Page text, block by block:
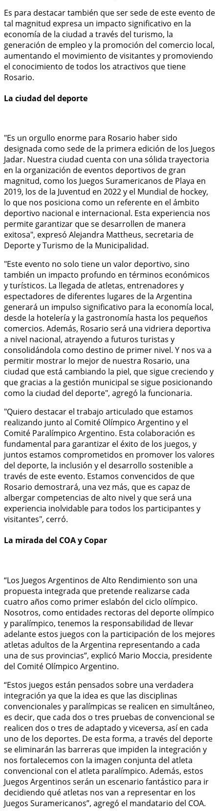
Es para destacar también que ser sede de este evento de
tal magnitud expresa un impacto significativo en la
economía de la ciudad a través del turismo, la
generación de empleo y la promoción del comercio local,
aumentando el movimiento de visitantes y promoviendo
el conocimiento de todos los atractivos que tiene
Rosario.
La ciudad del deporte
"Es un orgullo enorme para Rosario haber sido
designada como sede de la primera edición de los Juegos
Jadar. Nuestra ciudad cuenta con una sólida trayectoria
en la organización de eventos deportivos de gran
magnitud, como los Juegos Suramericanos de Playa en
2019, los de la Juventud en 2022 y el Mundial de hockey,
lo que nos posiciona como un referente en el ámbito
deportivo nacional e internacional. Esta experiencia nos
permite garantizar que se desarrollen de manera
exitosa", expresó Alejandra Mattheus, secretaria de
Deporte y Turismo de la Municipalidad.
"Este evento no solo tiene un valor deportivo, sino
también un impacto profundo en términos económicos
y turísticos. La llegada de atletas, entrenadores y
espectadores de diferentes lugares de la Argentina
generará un impulso significativo para la economía local,
desde la hotelería y la gastronomía hasta los pequeños
comercios. Además, Rosario será una vidriera deportiva
a nivel nacional, atrayendo a futuros turistas y
consolidándola como destino de primer nivel. Y nos va a
permitir mostrar lo mejor de nuestra Rosario, una
ciudad que está cambiando la piel, que sigue creciendo y
que gracias a la gestión municipal se sigue posicionando
como la ciudad del deporte", agregó la funcionaria.
"Quiero destacar el trabajo articulado que estamos
realizando junto al Comité Olímpico Argentino y el
Comité Paralímpico Argentino. Esta colaboración es
fundamental para garantizar el éxito de los juegos, y
juntos estamos comprometidos en promover los valores
del deporte, la inclusión y el desarrollo sostenible a
través de este evento. Estamos convencidos de que
Rosario demostrará, una vez más, que es capaz de
albergar competencias de alto nivel y que será una
experiencia inolvidable para todos los participantes y
visitantes", cerró.
La mirada del COA y Copar
“Los Juegos Argentinos de Alto Rendimiento son una
propuesta integrada que pretende realizarse cada
cuatro años como primer eslabón del ciclo olímpico.
Nosotros, como entidades rectoras del deporte olímpico
y paralímpico, tenemos la responsabilidad de llevar
adelante estos juegos con la participación de los mejores
atletas adultos de la Argentina representando a cada
una de sus provincias”, explicó Mario Moccia, presidente
del Comité Olímpico Argentino.
“Estos juegos están pensados sobre una verdadera
integración ya que la idea es que las disciplinas
convencionales y paralímpicas se realicen en simultáneo,
es decir, que cada dos o tres pruebas de convencional se
realicen dos o tres de adaptado y viceversa, así en cada
uno de los deportes. De esta forma, a través del deporte
se eliminarán las barreras que impiden la integración y
nos fortalecemos con la imagen conjunta del atleta
convencional con el atleta paralímpico. Además, estos
Juegos Argentinos serán un escenario fantástico para ir
decidiendo qué atletas nos van a representar en los
Juegos Suramericanos”, agregó el mandatario del COA.